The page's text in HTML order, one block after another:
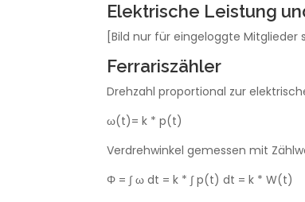
Elektrische Leistung
[Bild nur für eingeloggte Mitglieder
Ferrariszähler
Drehzahl proportional zur
ω(t)= k * p(t)
Verdrehwinkel gemessen mit
Φ = ∫ ω dt = k * ∫ p(t) dt = k * W(t)